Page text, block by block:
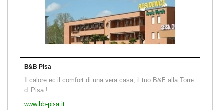
B&B Pisa
Il calore ed il comfort di una vera casa, il tuo B&B alla Torre
di Pisa !
www.bb-pisa.it